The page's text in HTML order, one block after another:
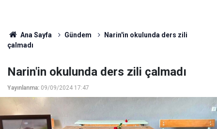
Ana Sayfa Gündem
Narin'in okulunda ders zili
çalmadı
Narin'in okulunda ders zili çalmadı
Yayınlanma: 09/09/2024 17:47